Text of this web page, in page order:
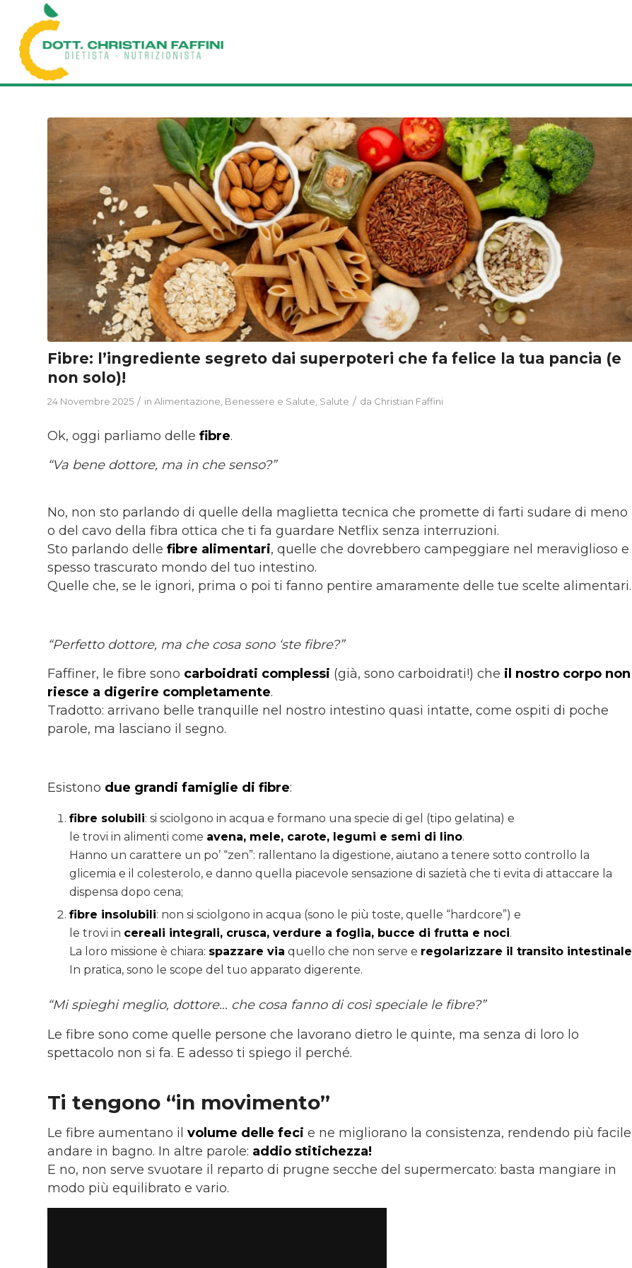
Fibre: l’ingrediente segreto dai superpoteri che fa felice la tua pancia (e
non solo)!
24 Novembre 2025 / in Alimentazione Benessere e Salute Salute / da Christian Faffini
Ok, oggi parliamo delle fibre.
“Va bene dottore, ma in che senso?”
No, non sto parlando di quelle della maglietta tecnica che promette di farti sudare di meno
o del cavo della fibra ottica che ti fa guardare Netflix senza interruzioni.
Sto parlando delle fibre alimentari, quelle che dovrebbero campeggiare nel meraviglioso e
spesso trascurato mondo del tuo intestino.
Quelle che, se le ignori, prima o poi ti fanno pentire amaramente delle tue scelte alimentari.
“Perfetto dottore, ma che cosa sono ‘ste fibre?”
Faffiner, le fibre sono carboidrati complessi (già, sono carboidrati!) che il nostro corpo non
riesce a digerire completamente.
Tradotto: arrivano belle tranquille nel nostro intestino quasi intatte, come ospiti di poche
parole, ma lasciano il segno.
Esistono due grandi famiglie di fibre:
fibre solubili: si sciolgono in acqua e formano una specie di gel (tipo gelatina) e
le trovi in alimenti come avena, mele, carote, legumi e semi di lino.
Hanno un carattere un po’ “zen”: rallentano la digestione, aiutano a tenere sotto controllo la
glicemia e il colesterolo, e danno quella piacevole sensazione di sazietà che ti evita di attaccare la
dispensa dopo cena;
fibre insolubili: non si sciolgono in acqua (sono le più toste, quelle “hardcore”) e
le trovi in cereali integrali, crusca, verdure a foglia, bucce di frutta e noci.
La loro missione è chiara: spazzare via quello che non serve e regolarizzare il transito intestinale
In pratica, sono le scope del tuo apparato digerente.
“Mi spieghi meglio, dottore… che cosa fanno di così speciale le fibre?”
Le fibre sono come quelle persone che lavorano dietro le quinte, ma senza di loro lo
spettacolo non si fa. E adesso ti spiego il perché.
Ti tengono “in movimento”
Le fibre aumentano il volume delle feci e ne migliorano la consistenza, rendendo più facile
andare in bagno. In altre parole: addio stitichezza!
E no, non serve svuotare il reparto di prugne secche del supermercato: basta mangiare in
modo più equilibrato e vario.